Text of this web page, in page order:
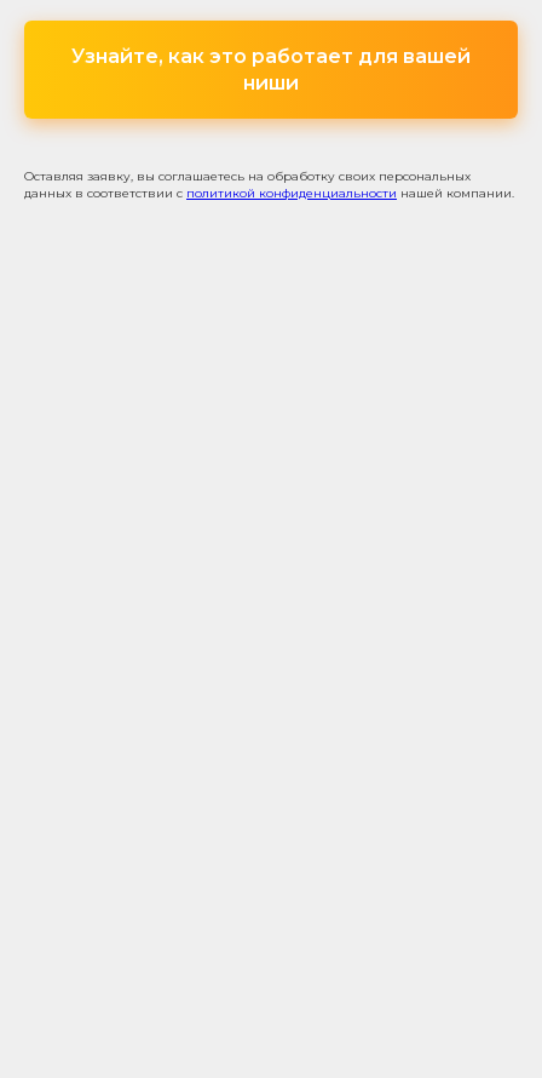
Узнайте, как это работает для вашей
ниши
Оставляя заявку, вы соглашаетесь на обработку своих персональных
данных в соответствии с политикой конфиденциальности нашей компании.